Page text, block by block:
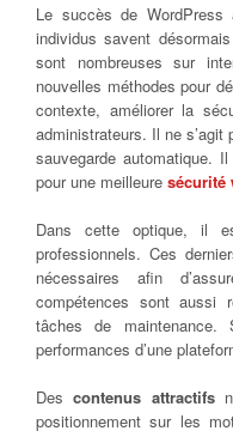
Le succès de WordPress
individus savent
sont nombreuses sur
nouvelles méthodes pour
contexte, améliorer la
administrateurs. Il ne s’agit
sauvegarde automatique.
pour une meilleure sécurité
Dans cette optique, il
professionnels. Ces
nécessaires afin
compétences sont aussi
tâches de maintenance.
performances d’une
Descontenus attractifs
positionnement sur les